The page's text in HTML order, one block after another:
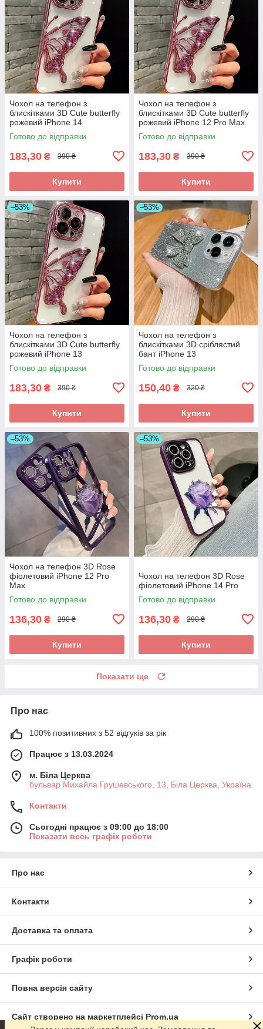
Чохол на телефон з
блискітками 3D Cute butterfly
рожевий iPhone 14
Готово до відправки
183,30 ₴ 390 ₴
Купити
Чохол на телефон з
блискітками 3D Cute butterfly
рожевий iPhone 12 Pro Max
Готово до відправки
183,30 ₴ 390 ₴
Купити
–53%
Чохол на телефон з
блискітками 3D Cute butterfly
рожевий iPhone 13
Готово до відправки
183,30 ₴ 390 ₴
Купити
–53%
Чохол на телефон з
блискітками 3D сріблястий
бант iPhone 13
Готово до відправки
150,40 ₴ 320 ₴
Купити
–53%
Чохол на телефон 3D Rose
фіолетовий iPhone 12 Pro
Max
Готово до відправки
136,30 ₴ 290 ₴
Купити
–53%
Чохол на телефон 3D Rose
фіолетовий iPhone 14 Pro
Готово до відправки
136,30 ₴ 290 ₴
Купити
Показати ще
Про нас
100% позитивних з 52 відгуків за рік
Працює з 13.03.2024
м. Біла Церква
бульвар Михайла Грушевського, 13, Біла Церква, Україна
Контакти
Сьогодні працює з 09:00 до 18:00
Показати весь графік роботи
Про нас
Контакти
Доставка та оплата
Графік роботи
Повна версія сайту
Сайт створено на маркетплейсі Prom.ua